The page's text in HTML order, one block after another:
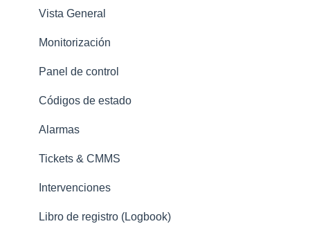
Vista General
Monitorización
Panel de control
Códigos de estado
Alarmas
Tickets & CMMS
Intervenciones
Libro de registro (Logbook)